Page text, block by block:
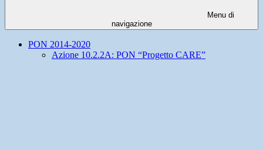
Menu di
navigazione
PON 2014-2020
Azione 10.2.2A: PON “Progetto CARE”